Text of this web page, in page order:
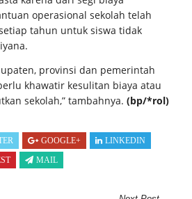
operasional sekolah telah
tahun untuk siswa tidak
provinsi dan pemerintah
khawatir kesulitan biaya atau
sekolah,” tambahnya. (bp/*rol)
GOOGLE+
LINKEDIN
MAIL